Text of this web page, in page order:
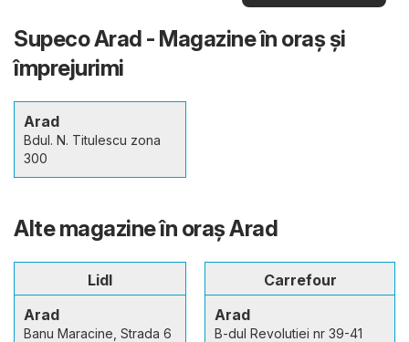
Supeco Arad - Magazine în oraş şi
împrejurimi
Arad
Bdul. N. Titulescu zona
300
Alte magazine în oraş Arad
Lidl
Arad
Banu Maracine, Strada 6
Carrefour
Arad
B-dul Revolutiei nr 39-41